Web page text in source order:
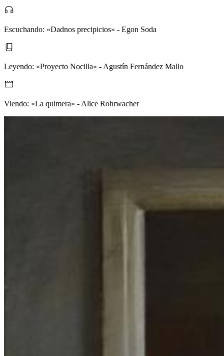
Escuchando: «Dadnos precipicios» - Egon Soda
Leyendo: «Proyecto Nocilla» - Agustín Fernández Mallo
Viendo: «La quimera» - Alice Rohrwacher